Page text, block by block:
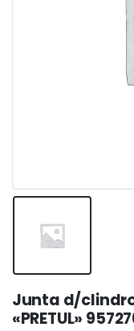
Junta d/clindro
«PRETUL»